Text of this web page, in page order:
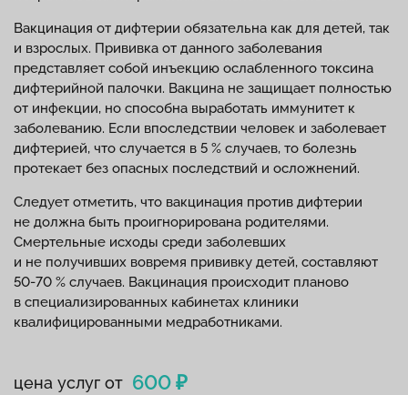
цена услуг от 600 ₽
Вакцинация от дифтерии обязательна как для детей, так
и взрослых. Прививка от данного заболевания
представляет собой инъекцию ослабленного токсина
дифтерийной палочки. Вакцина не защищает полностью
от инфекции, но способна выработать иммунитет к
заболеванию. Если впоследствии человек и заболевает
дифтерией, что случается в 5 % случаев, то болезнь
протекает без опасных последствий и осложнений.
Следует отметить, что вакцинация против дифтерии
не должна быть проигнорирована родителями.
Смертельные исходы среди заболевших
и не получивших вовремя прививку детей, составляют
50-70 % случаев. Вакцинация происходит планово
в специализированных кабинетах клиники
квалифицированными медработниками.